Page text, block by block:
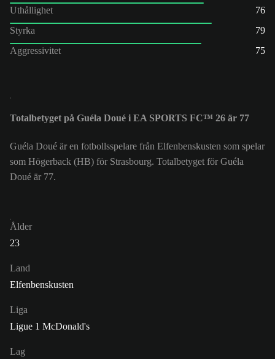
Uthållighet
76
Styrka
79
Aggressivitet
75
Totalbetyget på Guéla Doué i EA SPORTS FC™ 26 är 77
Guéla Doué är en fotbollsspelare från Elfenbenskusten som spelar
som Högerback (HB) för Strasbourg. Totalbetyget för Guéla
Doué är 77.
Ålder
23
Land
Elfenbenskusten
Liga
Ligue 1 McDonald's
Lag